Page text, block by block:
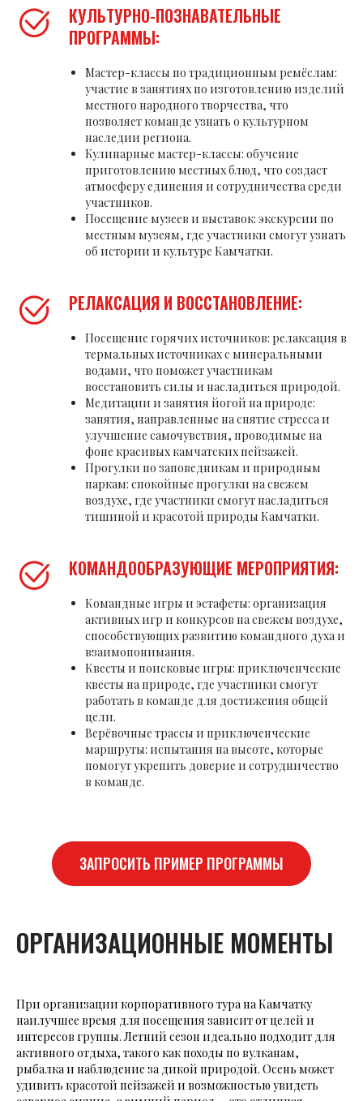
КУЛЬТУРНО-ПОЗНАВАТЕЛЬНЫЕ
ПРОГРАММЫ:
Мастер-классы по традиционным ремёслам:
участие в занятиях по изготовлению изделий
местного народного творчества, что
позволяет команде узнать о культурном
наследии региона.
Кулинарные мастер-классы: обучение
приготовлению местных блюд, что создаст
атмосферу единения и сотрудничества среди
участников.
Посещение музеев и выставок: экскурсии по
местным музеям, где участники смогут узнать
об истории и культуре Камчатки.
РЕЛАКСАЦИЯ И ВОССТАНОВЛЕНИЕ:
Посещение горячих источников: релаксация в
термальных источниках с минеральными
водами, что поможет участникам
восстановить силы и насладиться природой.
Медитации и занятия йогой на природе:
занятия, направленные на снятие стресса и
улучшение самочувствия, проводимые на
фоне красивых камчатских пейзажей.
Прогулки по заповедникам и природным
паркам: спокойные прогулки на свежем
воздухе, где участники смогут насладиться
тишиной и красотой природы Камчатки.
КОМАНДООБРАЗУЮЩИЕ МЕРОПРИЯТИЯ:
Командные игры и эстафеты: организация
активных игр и конкурсов на свежем воздухе,
способствующих развитию командного духа и
взаимопонимания.
Квесты и поисковые игры: приключенческие
квесты на природе, где участники смогут
работать в команде для достижения общей
цели.
Верёвочные трассы и приключенческие
маршруты: испытания на высоте, которые
помогут укрепить доверие и сотрудничество
в команде.
ЗАПРОСИТЬ ПРИМЕР ПРОГРАММЫ
ОРГАНИЗАЦИОННЫЕ МОМЕНТЫ
При организации корпоративного тура на Камчатку
наилучшее время для посещения зависит от целей и
интересов группы. Летний сезон идеально подходит для
активного отдыха, такого как походы по вулканам,
рыбалка и наблюдение за дикой природой. Осень может
удивить красотой пейзажей и возможностью увидеть